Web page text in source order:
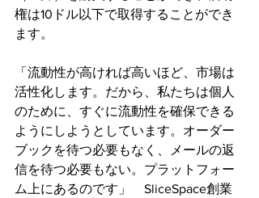
権は10ドル以下で取得することができ
ます。
「流動性が高ければ高いほど、市場は
活性化します。だから、私たちは個人
のために、すぐに流動性を確保できる
ようにしようとしています。オーダー
ブックを待つ必要もなく、メールの返
信を待つ必要もない。プラットフォー
ム上にあるのです」　SliceSpace創業